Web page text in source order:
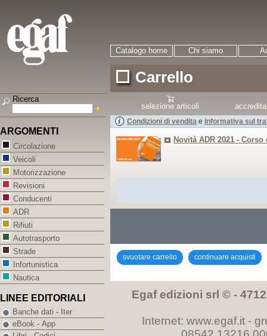
Catalogo home Chi siamo
Carrello
selezione articoli
Condizioni di vendita e Informativa sul
Novità ADR 2021 -
svuotare carrello continuare acquisti
Egaf edizioni srl © -
Internet: www.egaf.it -
Ricerca
ARGOMENTI
Circolazione
Veicoli
Motorizzazione
Revisioni
Conducenti
ADR
Rifiuti
Autotrasporto
Strade
Infortunistica
Nautica
LINEE EDITORIALI
Banche dati - Iter
eBook - App